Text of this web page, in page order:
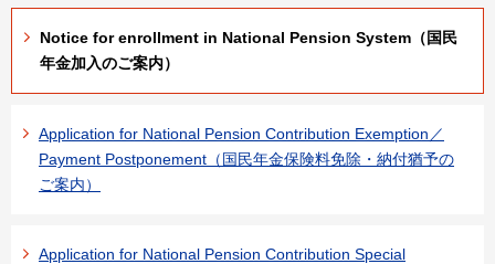
Notice for enrollment in National Pension System（国民
年金加入のご案内）
Application for National Pension Contribution Exemption／
Payment Postponement（国民年金保険料免除・納付猶予の
ご案内）
Application for National Pension Contribution Special